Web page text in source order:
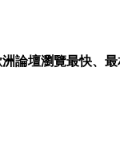
論壇瀏覽最快、